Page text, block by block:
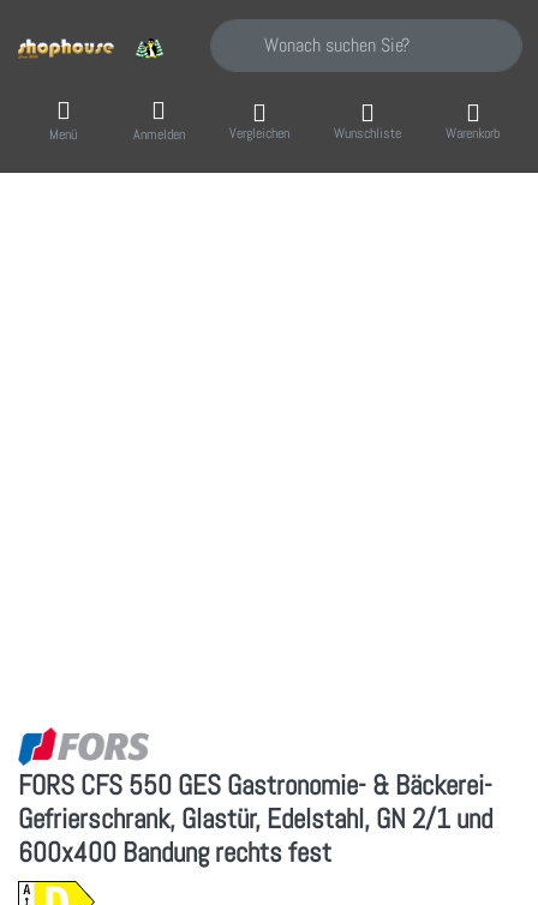
Geben Sie einen Suchbegriff ein. Während
Menü Anmelden Vergleichen Wunschliste Warenkorb
FORS CFS 550 GES Gastronomie- & Bäckerei-
Gefrierschrank, Glastür, Edelstahl, GN 2/1 und
600x400 Bandung rechts fest